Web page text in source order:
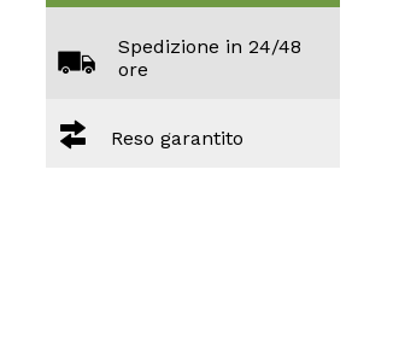
Spedizione in 24/48
ore
Reso garantito